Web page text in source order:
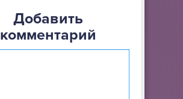
Добавить
комментарий